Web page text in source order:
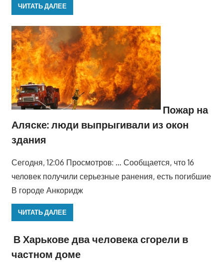
ЧИТАТЬ ДАЛЕЕ
Пожар на
Аляске: люди выпрыгивали из окон
здания
Сегодня, 12:06 Просмотров: … Сообщается, что 16
человек получили серьезные ранения, есть погибшие
В городе Анкоридж
ЧИТАТЬ ДАЛЕЕ
В Харькове два человека сгорели в
частном доме